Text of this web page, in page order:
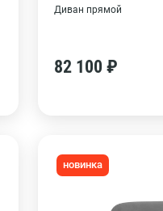
Диван прямой
82 100 ₽
новинка